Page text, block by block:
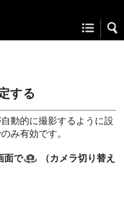
する
動的に撮影するように設
み有効です。
面で
（カメラ切り替え